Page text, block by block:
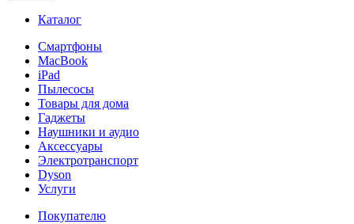
Каталог
Смартфоны
MacBook
iPad
Пылесосы
Товары для дома
Гаджеты
Наушники и аудио
Аксессуары
Электротранспорт
Dyson
Услуги
Покупателю